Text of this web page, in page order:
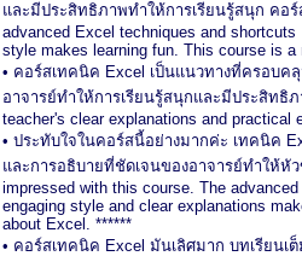
และมีประสิทธิภาพทำให้การเรียนรู้สนุก คอ
advanced Excel techniques and
style makes learning fun. This course is
• คอร์สเทคนิค Excel เป็นแนวทางที่ครอบค
อาจารย์ทำให้การเรียนรู้สนุกและมีประสิทธิภ
teacher's clear explanations and practical
• ประทับใจในคอร์สนี้อย่างมากค่ะ เทคนิค
และการอธิบายที่ชัดเจนของอาจารย์ทำให้หั
impressed with this course. The
engaging style and clear explanations
about Excel. ******
• คอร์สเทคนิค Excel มันเลิศมาก บทเรียนเ